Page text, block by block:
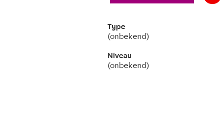
Type
(onbekend)
Niveau
(onbekend)